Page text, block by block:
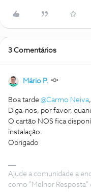
3 Comentários
Mário P.
Boa tarde @Carmo Neiva
Diga-nos, por favor,
O cartão NOS fica
instalação.
Obrigado
Ajude a comunidade a
como "Melhor Resposta"